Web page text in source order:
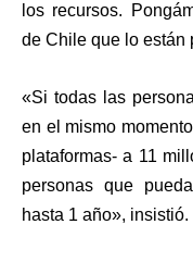
los recursos.
de Chile que lo están
«Si todas las
en el mismo
plataformas- a 11
personas que
hasta 1 año», insistió.